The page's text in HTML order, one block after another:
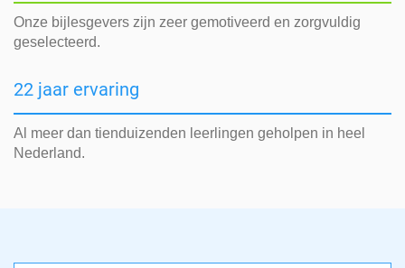
Onze bijlesgevers zijn zeer gemotiveerd en zorgvuldig
geselecteerd.
22 jaar ervaring
Al meer dan tienduizenden leerlingen geholpen in heel
Nederland.